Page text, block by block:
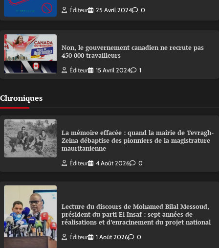
Éditeur 25 Avril 2024 0
Non, le gouvernement canadien ne recrute pas
450 000 travailleurs
Éditeur 15 Avril 2024 1
Chroniques
La mémoire effacée : quand la mairie de Tevragh-
Zeina débaptise des pionniers de la magistrature
mauritanienne
Éditeur 4 Août 2026 0
Lecture du discours de Mohamed Bilal Messoud,
président du parti El Insaf : sept années de
réalisations et d’enracinement du projet national
Éditeur 1 Août 2026 0